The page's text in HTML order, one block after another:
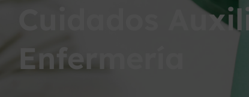
Cuidados
Enfermería